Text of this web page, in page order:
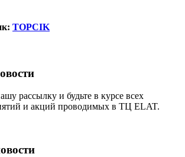
TOPCIK
рассылку и будьте в курсе всех
и акций проводимых в ТЦ ELAT.